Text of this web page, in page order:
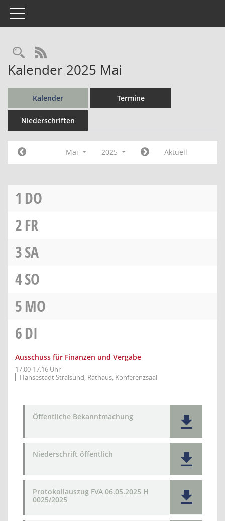
Toggle navigation
Rechercheauswahl
RSS-Feed
Kalender 2025 Mai
Kalender Termine
Niederschriften
Mai 2025 Aktuell
1 DO
2FR
3SA
4SO
5MO
6DI
Ausschuss für Finanzen und Vergabe
17:00-17:16 Uhr
Hansestadt Stralsund, Rathaus, Konferenzsaal
Öffentliche Bekanntmachung
Niederschrift öffentlich
Protokollauszug FVA 06.05.2025 H
0025/2025